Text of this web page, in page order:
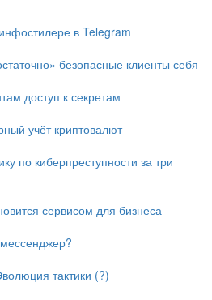
в Telegram
безопасные клиенты себя
доступ к секретам
учёт криптовалют
по киберпреступности за три
сервисом для бизнеса
тактики (?)